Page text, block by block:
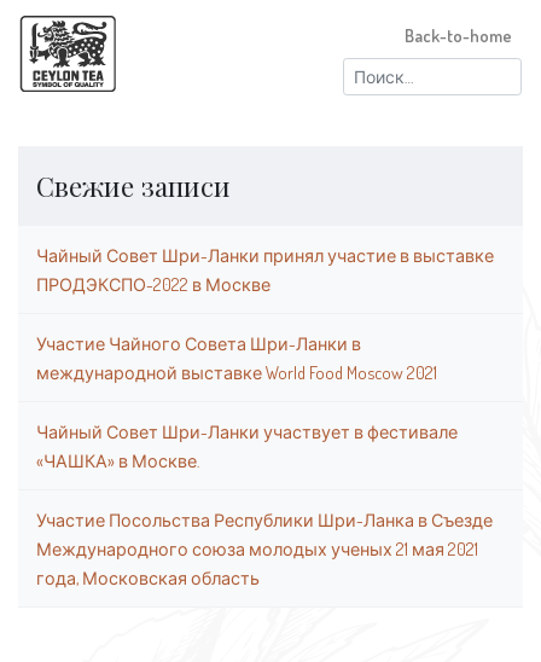
Найти:
Back-to-home
Свежие записи
Чайный Совет Шри-Ланки принял участие в выставке
ПРОДЭКСПО-2022 в Москве
Участие Чайного Совета Шри-Ланки в
международной выставке World Food Moscow 2021
Чайный Совет Шри-Ланки участвует в фестивале
«ЧАШКА» в Москве.
Участие Посольства Республики Шри-Ланка в Съезде
Международного союза молодых ученых 21 мая 2021
года, Московская область